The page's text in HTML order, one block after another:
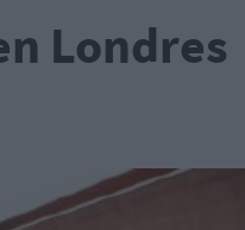
Londres